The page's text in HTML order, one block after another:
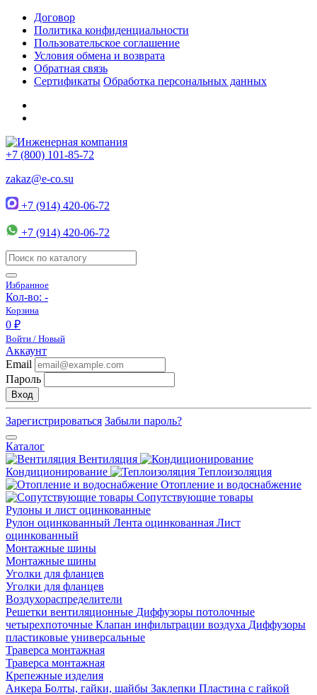
Договор
Политика конфиденциальности
Пользовательское соглашение
Условия обмена и возврата
Обратная связь
Сертификаты Обработка персональных данных
+7 (800) 101-85-72
zakaz@e-co.su
+7 (914) 420-06-72
+7 (914) 420-06-72
Избранное
Кол-во: -
Корзина
0 ₽
Войти / Новый
Аккаунт
Email
Пароль
Вход
Зарегистрироваться Забыли пароль?
Каталог
Вентиляция
Кондиционирование
Теплоизоляция
Отопление и водоснабжение
Сопутствующие товары
Рулоны и лист оцинкованные
Рулон оцинкованный Лента оцинкованная Лист
оцинкованный
Монтажные шины
Монтажные шины
Уголки для фланцев
Уголки для фланцев
Воздухораспределители
Решетки вентиляционные Диффузоры потолочные
четырехпоточные Клапан инфильтрации воздуха Диффузоры
пластиковые универсальные
Траверса монтажная
Траверса монтажная
Крепежные изделия
Анкера Болты, гайки, шайбы Заклепки Пластина с гайкой